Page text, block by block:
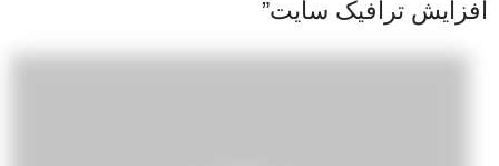
افزایش ترافیک سایت”